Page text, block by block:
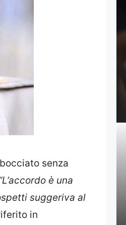
senza
è una
suggeriva al
in